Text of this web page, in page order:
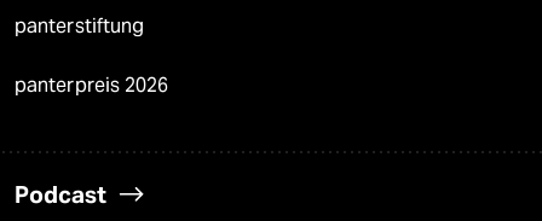
panterstiftung
panterpreis 2026
Podcast